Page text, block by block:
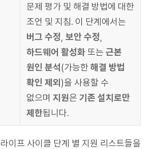
문제 평가 및 해결 방법에 대한
조언 및 지침. 이 단계에서는
버그 수정 보안 수정
하드웨어 활성화또는 근본
원인 분석(가능한해결 방법
확인 제외 )을 사용할 수
없으며 지원은 기존 설치로만
제한됩니다.
이프 사이클 단계 별 지원 리스트들을